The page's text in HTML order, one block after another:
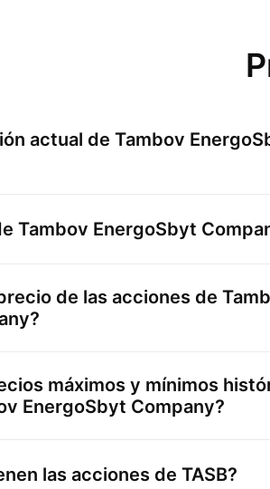
actual de Tambov
Tambov EnergoSbyt
de las acciones de
?
máximos y mínimos
EnergoSbyt Company?
las acciones de TASB?